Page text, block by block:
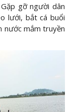
gỡ người dân
lưới, bắt cá buổi
nước mắm truyền